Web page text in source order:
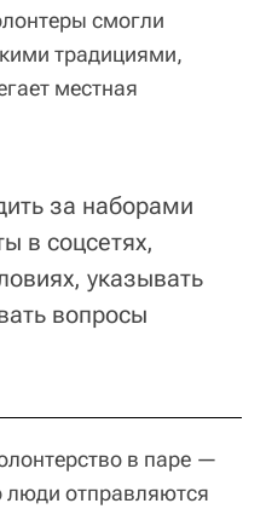
смогли
традициями,
местная
за наборами
в соцсетях,
указывать
вопросы
в паре —
люди отправляются